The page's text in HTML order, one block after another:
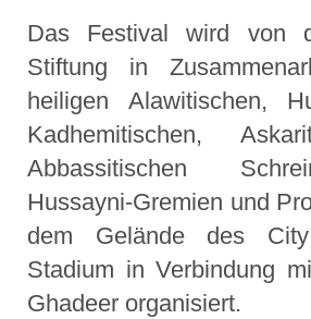
Das Festival wird von
Stiftung in
heiligen Alawitischen,
Kadhemitischen,
Abbassitischen
Hussayni-Gremien und
dem Gelände des City
Stadium in Verbindung
Ghadeer organisiert.